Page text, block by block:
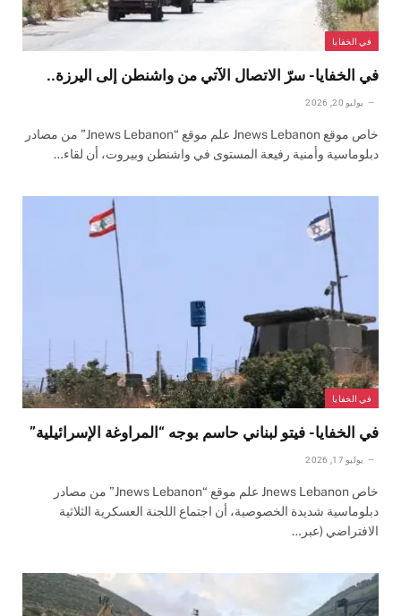
في الخفايا
في الخفايا- سرّ الاتصال الآتي من واشنطن إلى اليرزة..
يوليو 20, 2026
خاص موقع Jnews Lebanon علم موقع “Jnews Lebanon” من مصادر
دبلوماسية وأمنية رفيعة المستوى في واشنطن وبيروت، أن لقاء…
في الخفايا
في الخفايا- فيتو لبناني حاسم بوجه “المراوغة الإسرائيلية”
يوليو 17, 2026
خاص Jnews Lebanon علم موقع “Jnews Lebanon” من مصادر
دبلوماسية شديدة الخصوصية، أن اجتماع اللجنة العسكرية الثلاثية
الافتراضي (عبر…